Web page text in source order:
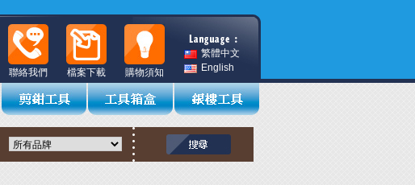
繁體中文
English
購物須知
檔案下載
聯絡我們